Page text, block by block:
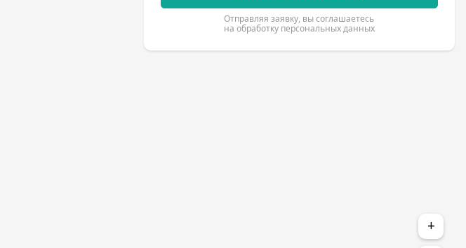
Отправляя заявку, вы соглашаетесь
на обработку персональных данных
+